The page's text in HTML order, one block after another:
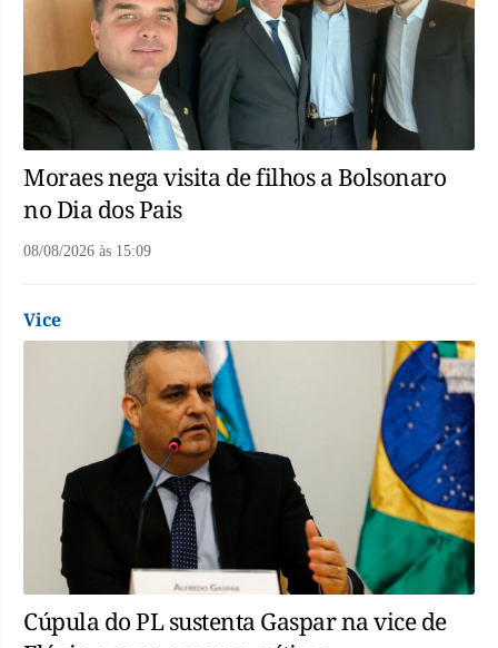
Moraes nega visita de filhos a Bolsonaro
no Dia dos Pais
08/08/2026 às 15:09
Vice
Cúpula do PL sustenta Gaspar na vice de